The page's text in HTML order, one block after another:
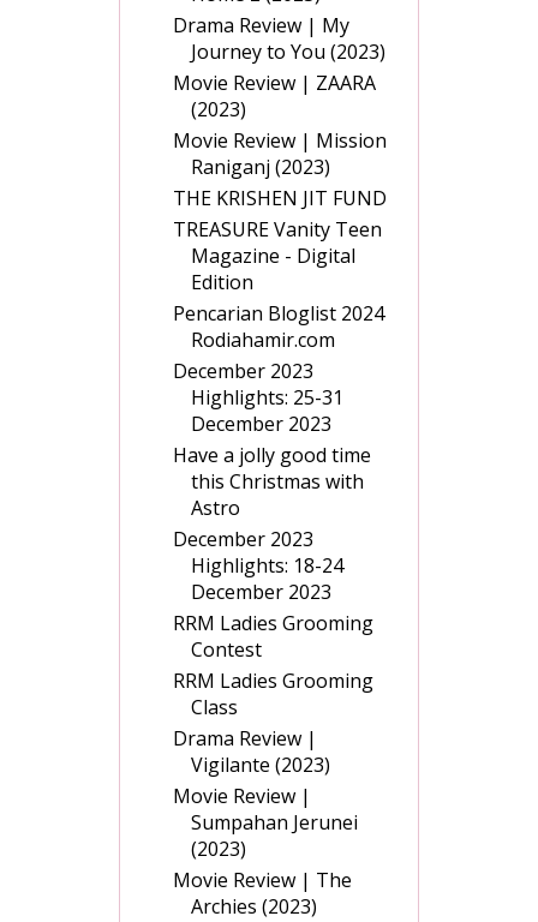
Drama Review | My
Journey to You (2023)
Movie Review | ZAARA
(2023)
Movie Review | Mission
Raniganj (2023)
THE KRISHEN JIT FUND
TREASURE Vanity Teen
Magazine - Digital
Edition
Pencarian Bloglist 2024
Rodiahamir.com
December 2023
Highlights: 25-31
December 2023
Have a jolly good time
this Christmas with
Astro
December 2023
Highlights: 18-24
December 2023
RRM Ladies Grooming
Contest
RRM Ladies Grooming
Class
Drama Review |
Vigilante (2023)
Movie Review |
Sumpahan Jerunei
(2023)
Movie Review | The
Archies (2023)